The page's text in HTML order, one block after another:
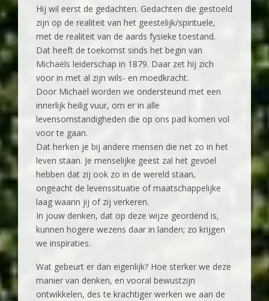
Hij wil eerst de gedachten. Gedachten die gestoeld
zijn op de realiteit van het geestelijk/spirituele,
met de realiteit van de aards fysieke toestand.
Dat heeft de toekomst sinds het begin van
Michaëls leiderschap in 1879. Daar zet hij zich
voor in met al zijn wils- en moedkracht.
Door Michaël worden we ondersteund met een
innerlijk heilig vuur, om er in alle
levensomstandigheden die op ons pad komen vol
voor te gaan.
Dat herken je bij andere mensen die net zo in het
leven staan. Je menselijke geest zal het gevoel
hebben dat zij ook zo in de wereld staan,
ongeacht de levenssituatie of maatschappelijke
laag waarin jij of zij verkeren.
In jouw denken, dat op deze wijze geordend is,
kunnen hogere wezens daar in landen; zo krijgen
we inspiraties.
Wat gebeurt er dan eigenlijk? Hoe sterker we deze
manier van denken, en vooral bewustzijn
ontwikkelen, des te krachtiger werken we aan de